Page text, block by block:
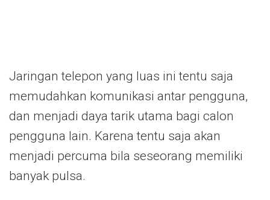
Jaringan telepon yang luas ini tentu saja
memudahkan komunikasi antar pengguna,
dan menjadi daya tarik utama bagi calon
pengguna lain. Karena tentu saja akan
menjadi percuma bila seseorang memiliki
banyak pulsa.